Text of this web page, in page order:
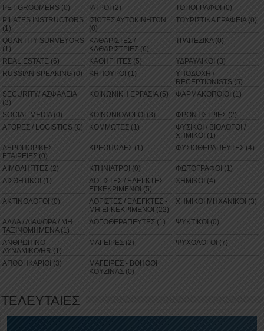
PET GROOMERS (0) ΙΑΤΡΟΙ (2)
ΤΟΠΟΓΡΑΦΟΙ (0)
PILATES INSTRUCTORS
(1)
ΙΣΙΩΤΕΣ ΑΥΤΟΚΙΝΗΤΩΝ
(0)
ΤΟΥΡΙΣΤΙΚΑ ΓΡΑΦΕΙΑ (0)
QUANTITY SURVEYORS
(1)
ΚΑΘΑΡΙΣΤΕΣ /
ΚΑΘΑΡΙΣΤΡΙΕΣ (6)
ΤΡΑΠΕΖΙΚΑ (0)
REAL ESTATE (6) ΚΑΘΗΓΗΤΕΣ (5)
ΥΔΡΑΥΛΙΚΟΙ (3)
RUSSIAN SPEAKING (0)
ΚΗΠΟΥΡΟΙ (1)
ΥΠΟΔΟΧΗ /
RECEPTIONISTS (5)
SECURITY/ ΑΣΦΑΛΕΙΑ
(3)
ΚΟΙΝΩΝΙΚΗ ΕΡΓΑΣΙΑ (5) ΦΑΡΜΑΚΟΠΟΙΟΙ (1)
SOCIAL MEDIA (0) ΚΟΙΝΩΝΙΟΛΟΓΟΙ (3)
ΦΡΟΝΤΙΣΤΡΙΕΣ (2)
ΑΓΟΡΕΣ / LOGISTICS (0)
ΚΟΜΜΩΤΕΣ (1)
ΦΥΣΙΚΟΙ / ΒΙΟΛΟΓΟΙ /
ΧΗΜΙΚΟΙ (1)
ΑΕΡΟΠΟΡΙΚΕΣ
ΕΤΑΙΡΕΙΕΣ (0)
ΚΡΕΟΠΩΛΕΣ (1) ΦΥΣΙΟΘΕΡΑΠΕΥΤΕΣ (4)
ΑΙΜΟΛΗΠΤΕΣ (2) ΚΤΗΝΙΑΤΡΟΙ (0)
ΦΩΤΟΓΡΑΦΟΙ (1)
ΑΙΣΘΗΤΙΚΟΙ (1)
ΛΟΓΙΣΤΕΣ / ΕΛΕΓΚΤΕΣ -
ΕΓΚΕΚΡΙΜΕΝΟΙ (5)
ΧΗΜΙΚΟΙ (4)
ΑΚΤΙΝΟΛΟΓΟΙ (0)
ΛΟΓΙΣΤΕΣ / ΕΛΕΓΚΤΕΣ -
ΜΗ ΕΓΚΕΚΡΙΜΕΝΟΙ (22)
ΧΗΜΙΚΟΙ ΜΗΧΑΝΙΚΟΙ (3)
ΑΛΛΑ / ΔΙΑΦΟΡΑ / ΜΗ
ΤΑΞΙΝΟΜΗΜΕΝΑ (1)
ΛΟΓΟΘΕΡΑΠΕΥΤΕΣ (1) ΨΥΚΤΙΚΟΙ (0)
ΑΝΘΡΩΠΙΝΟ
ΔΥΝΑΜΙΚΟ/HR (1)
ΜΑΓΕΙΡΕΣ (2) ΨΥΧΟΛΟΓΟΙ (7)
ΑΠΟΘΗΚΑΡΙΟΙ (3)
ΜΑΓΕΙΡΕΣ - ΒΟΗΘΟΙ
ΚΟΥΖΙΝΑΣ (0)
ΤΕΛΕΥΤΑΙΕΣ